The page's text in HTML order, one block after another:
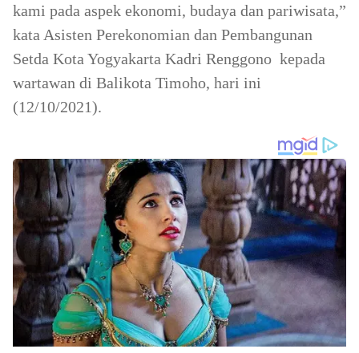
kami pada aspek ekonomi, budaya dan pariwisata,”
kata Asisten Perekonomian dan Pembangunan
Setda Kota Yogyakarta Kadri Renggono kepada
wartawan di Balikota Timoho, hari ini
(12/10/2021).